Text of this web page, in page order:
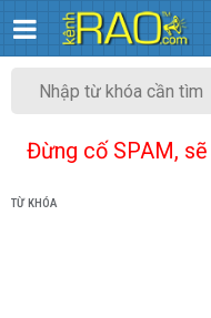
Đừng cố SPAM,
TỪ KHÓA